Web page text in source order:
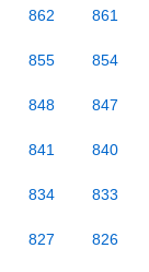
862 861
855 854
848 847
841 840
834 833
827 826